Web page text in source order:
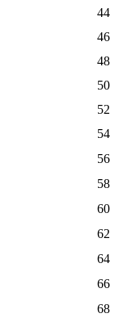
44
46
48
50
52
54
56
58
60
62
64
66
68